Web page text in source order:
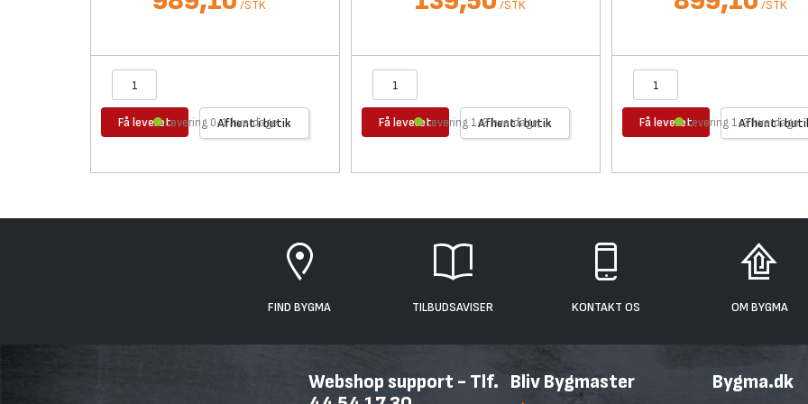
/STK
Få leveret Afhent i butik
Levering 0-1 hverdage
/STK
Få leveret Afhent i butik
Levering 1-2 hverdage
/STK
Få leveret Afhent i
Levering 1-2 hverdage
FIND BYGMA TILBUDSAVISER KONTAKT OS OM BYGMA
Webshop support - Tlf. Bliv Bygmaster Bygma.dk